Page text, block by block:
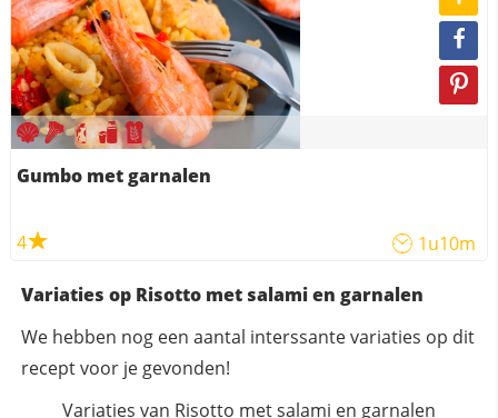
Gumbo met garnalen
4 1u10m
Variaties op Risotto met salami en garnalen
We hebben nog een aantal interssante variaties op dit
recept voor je gevonden!
Variaties van Risotto met salami en garnalen